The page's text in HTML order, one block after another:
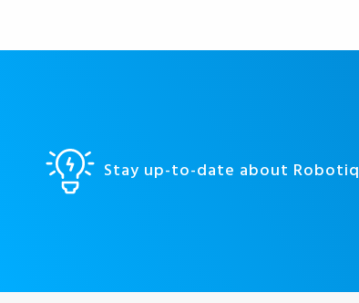
Stay up-to-date about Robotiq